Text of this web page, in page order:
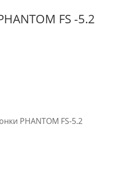
FS -5.2